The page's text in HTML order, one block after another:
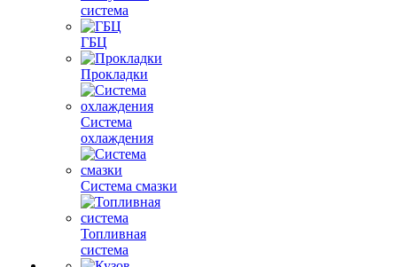
система
ГБЦ
Прокладки
Система
охлаждения
Система смазки
Топливная
система